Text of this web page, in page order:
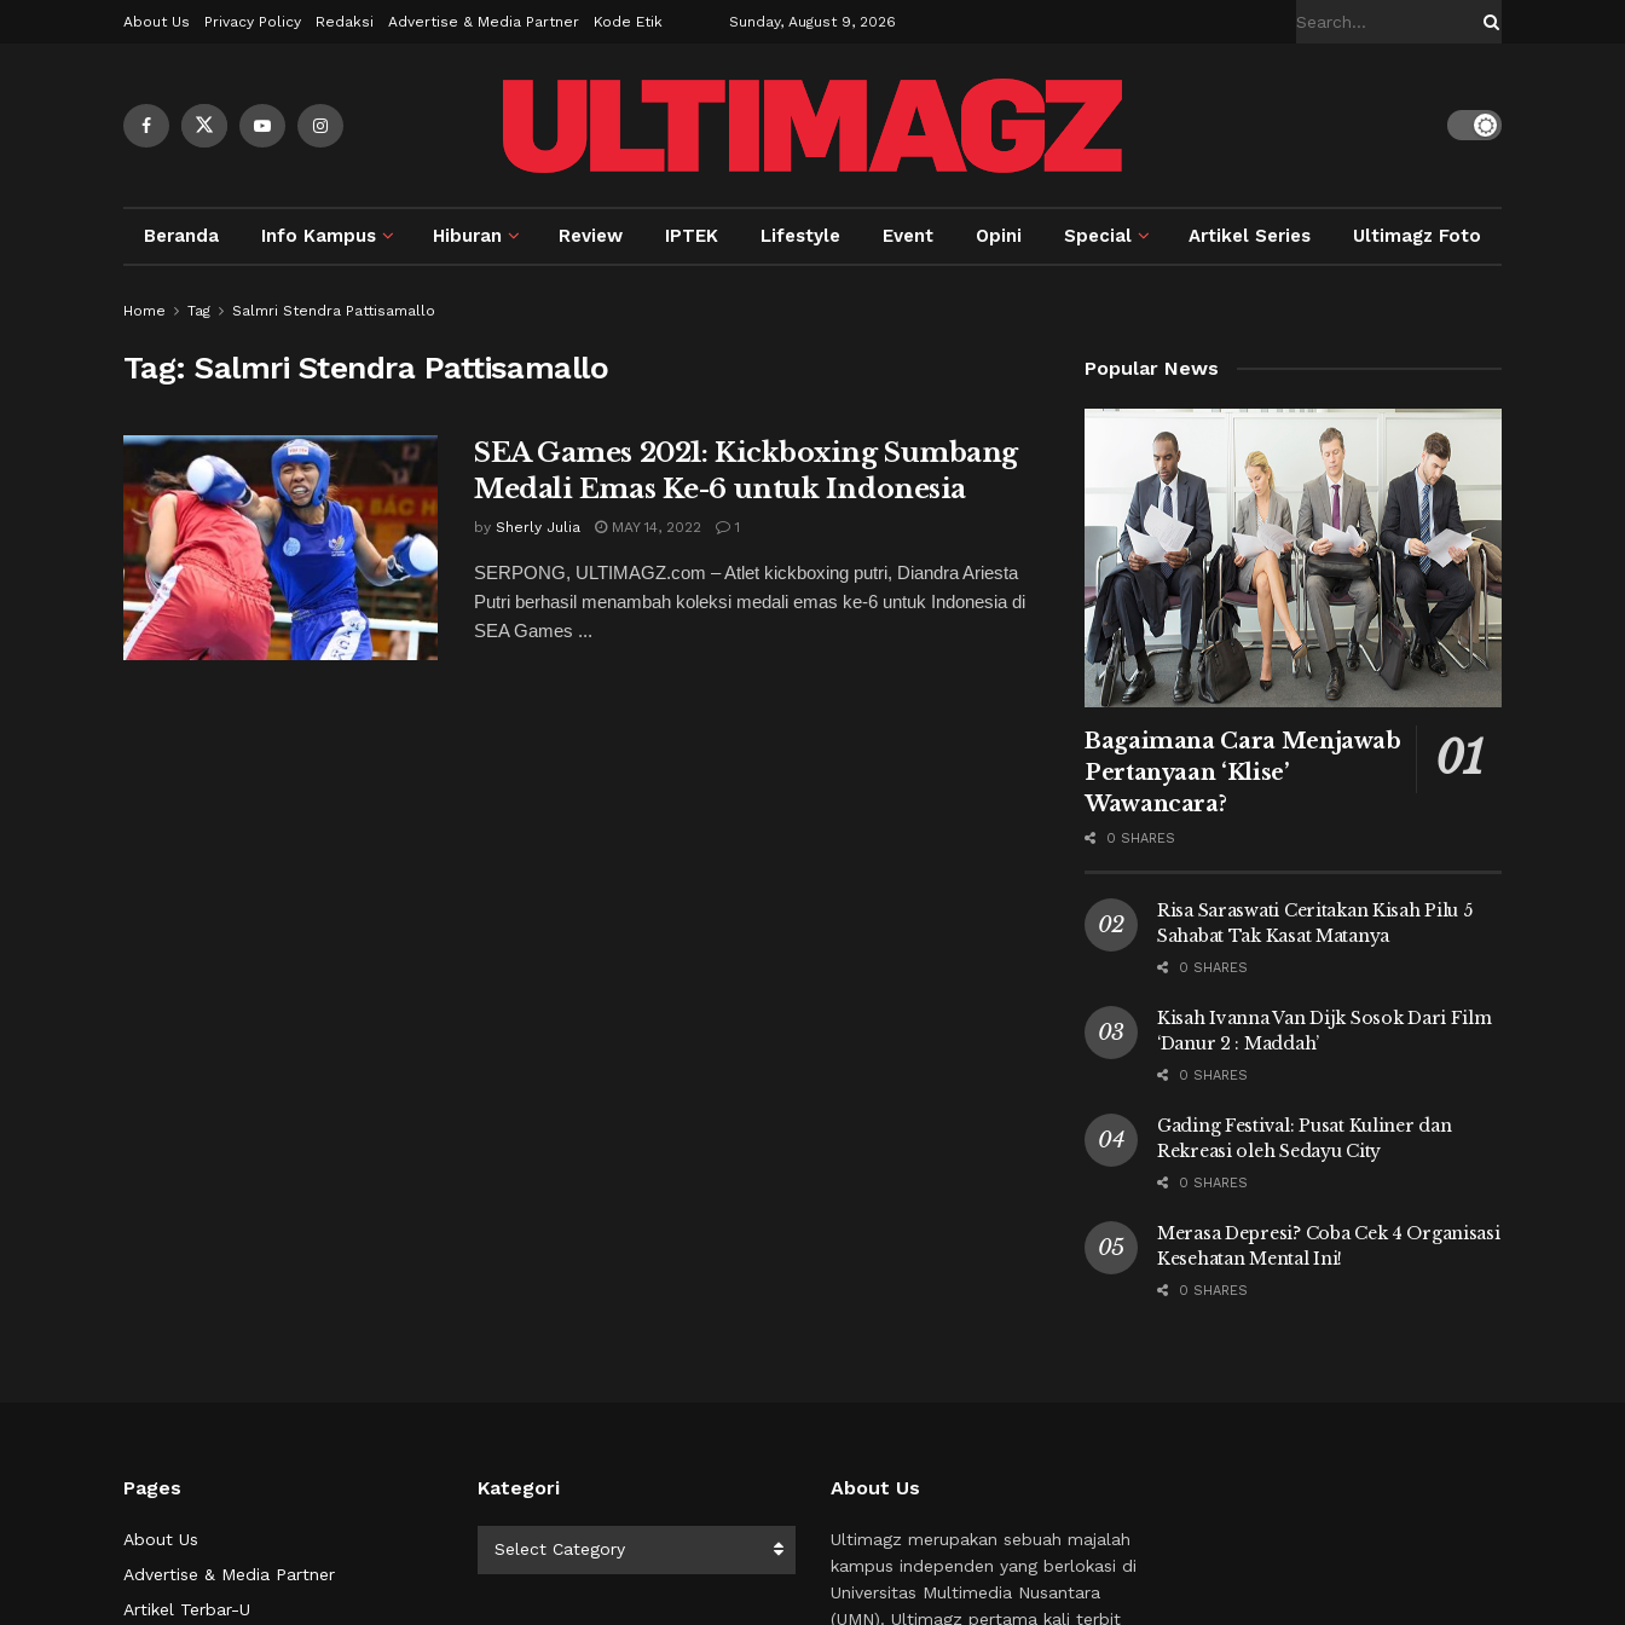
About Us Privacy Policy Redaksi Advertise & Media Partner Kode Etik Sunday, August 9, 2026
Beranda Info Kampus Hiburan Review IPTEK Lifestyle Event Opini Special Artikel Series Ultimagz Foto
Home Tag Salmri Stendra Pattisamallo
Tag:Salmri Stendra Pattisamallo
SEA Games 2021: Kickboxing Sumbang
Medali Emas Ke-6 untuk Indonesia
by Sherly Julia MAY 14, 2022 1
SERPONG, ULTIMAGZ.com – Atlet kickboxing putri, Diandra Ariesta
Putri berhasil menambah koleksi medali emas ke-6 untuk Indonesia di
SEA Games ...
Popular News
Bagaimana Cara Menjawab
Pertanyaan ‘Klise’
Wawancara?
0 SHARES
Risa Saraswati Ceritakan Kisah Pilu 5
Sahabat Tak Kasat Matanya
0 SHARES
Kisah Ivanna Van Dijk Sosok Dari Film
‘Danur 2 : Maddah’
0 SHARES
Gading Festival: Pusat Kuliner dan
Rekreasi oleh Sedayu City
0 SHARES
Merasa Depresi? Coba Cek 4 Organisasi
Kesehatan Mental Ini!
0 SHARES
Pages
About Us
Advertise & Media Partner
Artikel Terbar-U
Kategori
Select Category
About Us
Ultimagz merupakan sebuah majalah
kampus independen yang berlokasi di
Universitas Multimedia Nusantara
(UMN). Ultimagz pertama kali terbit